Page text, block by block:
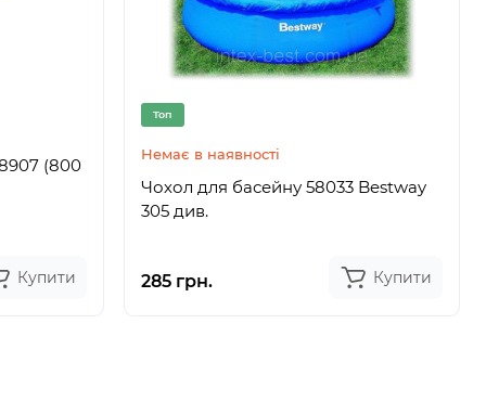
(800
Купити
Топ
Немає в наявності
Чохол для басейну 58033 Bestway
305 див.
285 грн. Купити